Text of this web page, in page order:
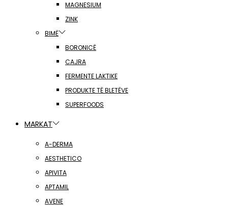
MAGNESIUM
ZINK
BIMË
BORONICË
CAJRA
FERMENTE LAKTIKE
PRODUKTE TË BLETËVE
SUPERFOODS
MARKAT
A-DERMA
AESTHETICO
APIVITA
APTAMIL
AVENE